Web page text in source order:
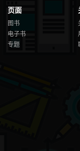
页面
图书
电子书
专题